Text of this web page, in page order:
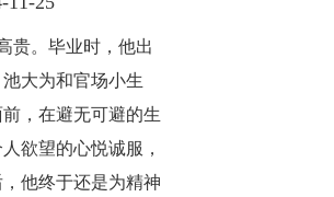
贵。毕业时，他出
大为和官场小生
，在避无可避的生
欲望的心悦诚服，
他终于还是为精神